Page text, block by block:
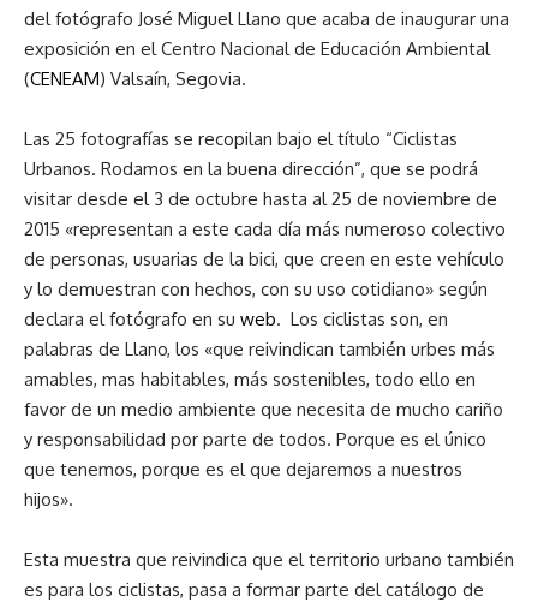
del fotógrafo José Miguel Llano que acaba de inaugurar una
exposición en el Centro Nacional de Educación Ambiental
(CENEAM) Valsaín, Segovia.
Las 25 fotografías se recopilan bajo el título “Ciclistas
Urbanos. Rodamos en la buena dirección”, que se podrá
visitar desde el 3 de octubre hasta al 25 de noviembre de
2015 «representan a este cada día más numeroso colectivo
de personas, usuarias de la bici, que creen en este vehículo
y lo demuestran con hechos, con su uso cotidiano» según
declara el fotógrafo en su web. Los ciclistas son, en
palabras de Llano, los «que reivindican también urbes más
amables, mas habitables, más sostenibles, todo ello en
favor de un medio ambiente que necesita de mucho cariño
y responsabilidad por parte de todos. Porque es el único
que tenemos, porque es el que dejaremos a nuestros
hijos».
Esta muestra que reivindica que el territorio urbano también
es para los ciclistas, pasa a formar parte del catálogo de